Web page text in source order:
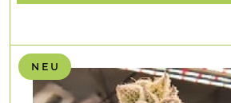
N E U